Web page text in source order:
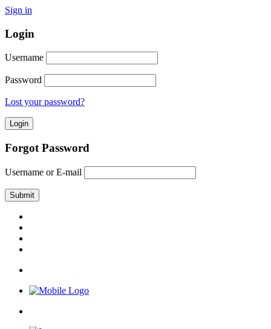
Sign in
Login
Username
Password
Lost your password?
Forgot Password
Username or E-mail